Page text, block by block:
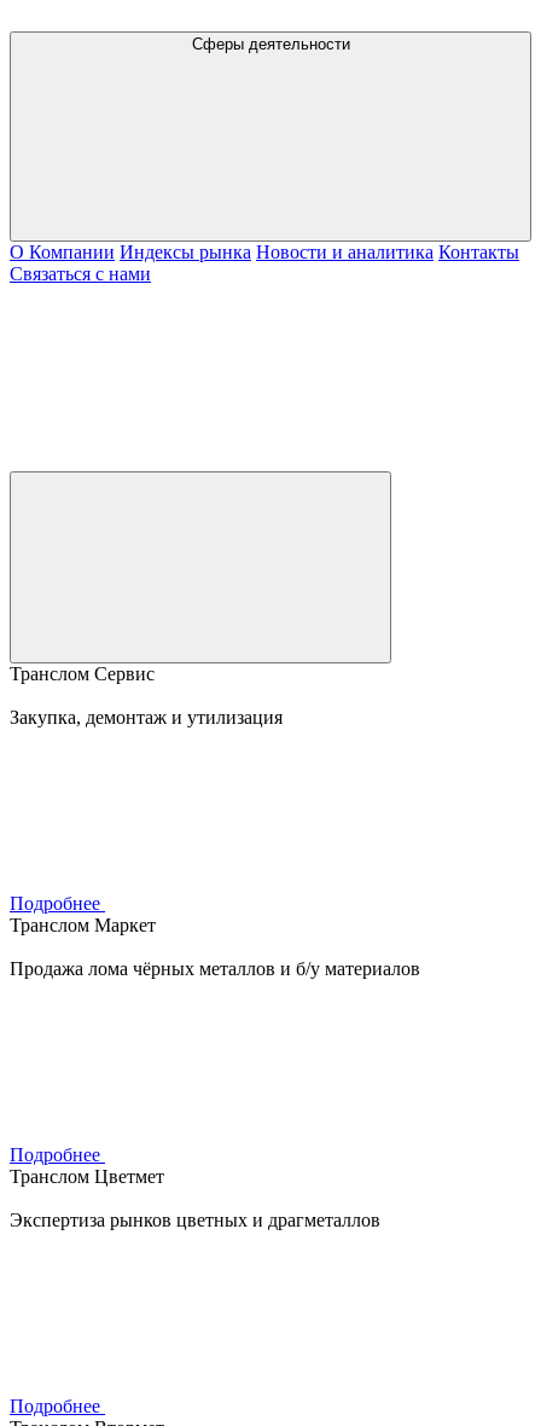
Сферы деятельности
О Компании Индексы рынка Новости и аналитика Контакты
Связаться с нами
Транслом Сервис
Закупка, демонтаж и утилизация
Подробнее
Транслом Маркет
Продажа лома чёрных металлов и б/у материалов
Подробнее
Транслом Цветмет
Экспертиза рынков цветных и драгметаллов
Подробнее